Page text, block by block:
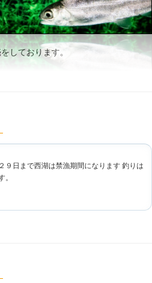
しております。
９日まで西湖は禁漁期間になります 釣りは
。